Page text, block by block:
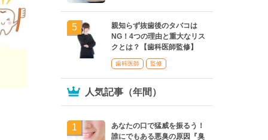
親知らず抜歯後のタバコは
NG！4つの理由と重大なリス
クとは？【歯科医師監修】
歯科医師 監修
人気記事（年間）
あなたの口で猛威を振るう！
誰にでもある悪臭の原因『臭